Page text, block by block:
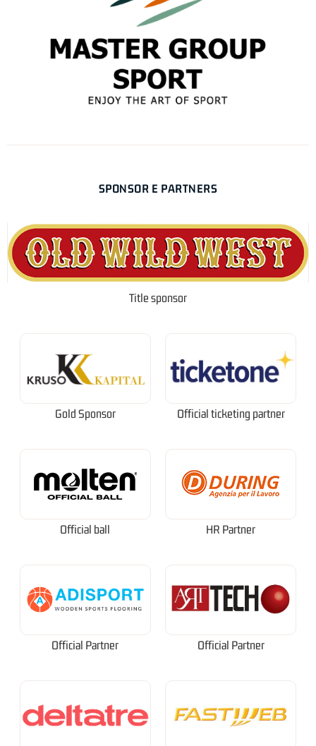
SPONSOR E PARTNERS
Title sponsor
Gold Sponsor Official ticketing partner
Official ball HR Partner
Official Partner Official Partner